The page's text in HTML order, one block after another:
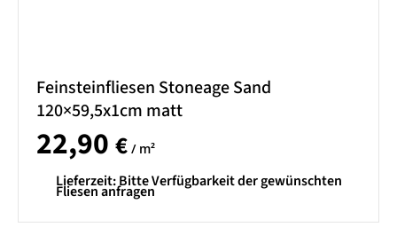
Feinsteinfliesen Stoneage Sand
120×59,5x1cm matt
22,90 € / m²
Lieferzeit:Bitte Verfügbarkeit der gewünschten
Fliesen anfragen